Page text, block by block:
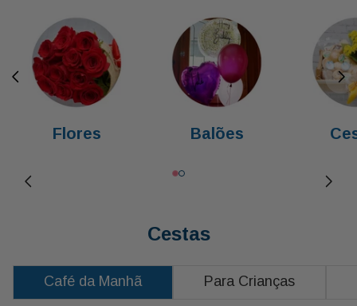
Flores Balões
Cestas
Café da Manhã Para Crianças